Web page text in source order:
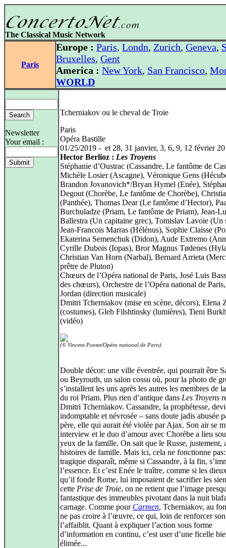
The Classical Music Network
Paris
Europe : Paris, Londn, Zurich, Geneva,
Bruxelles, Gent
America : New York, San Francisco,
WORLD
Newsletter
Your email :
Tcherniakov ou le cheval de Troie
Paris
Opéra Bastille
01/25/2019 - et 28, 31 janvier, 3, 6, 9, 12 février
Hector Berlioz : Les Troyens
Stéphanie d’Oustrac (Cassandre, Le fantôme de
Michèle Losier (Ascagne), Véronique Gens
Brandon Jovanovich*/Bryan Hymel (Enée),
Degout (Chorèbe, Le fantôme de Chorèbe),
(Panthée), Thomas Dear (Le fantôme d’Hector),
Burchuladze (Priam, Le fantôme de Priam),
Ballestra (Un capitaine grec), Tomislav Lavoie (Un
Jean‑Francois Marras (Hélénus), Sophie Claisse
Ekaterina Semenchuk (Didon), Aude Extremo
Cyrille Dubois (Iopas), Bror Magnus Tødenes
Christian Van Horn (Narbal), Bernard Arrieta
prêtre de Pluton)
Chœurs de l’Opéra national de Paris, José Luis
des chœurs), Orchestre de l’Opéra national de
Jordan (direction musicale)
Dmitri Tcherniakov (mise en scène, décors), Elena
(costumes), Gleb Filshtinsky (lumières), Tieni
(vidéo)
(© Vincent Pontet/Opéra national de Paris)
Double décor: une ville éventrée, qui pourrait être
ou Beyrouth, un salon cossu où, pour la photo de
s’installent les uns après les autres les membres de
du roi Priam. Plus rien d’antique dans Les Troyens
Dmitri Tcherniakov. Cassandre, la prophétesse,
indomptable et névrosée – sans doute jadis abusée
père, elle qui aurait été violée par Ajax. Son air se
interview et le duo d’amour avec Chorèbe a lieu
yeux de la famille. On sait que le Russe, justement,
histoires de famille. Mais ici, cela ne fonctionne
tragique disparaît, même si Cassandre, à la fin,
l’essence. Et c’est Enée le traître, comme si les
qu’il fonde Rome, lui imposaient de sacrifier les
cette Prise de Troie, on ne retient que l’image
fantastique des immeubles pivotant dans la nuit
carnage. Comme pour Carmen, Tcherniakov, au
ne pas croire à l’œuvre, ce qui, loin de renforcer
l’affaiblit. Quant à expliquer l’action sous forme
d’information en continu, c’est user d’une ficelle
élimée...